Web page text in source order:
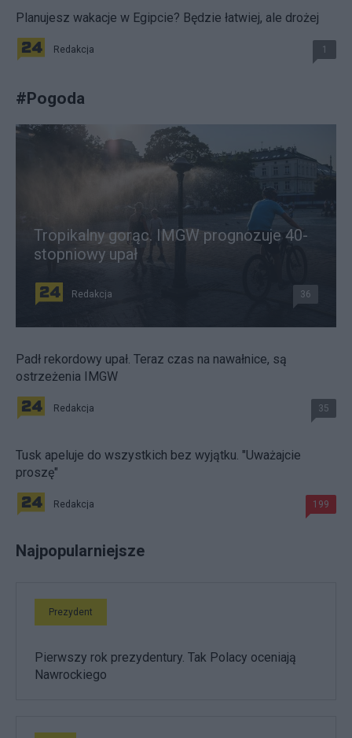
Planujesz wakacje w Egipcie? Będzie łatwiej, ale drożej
Redakcja 1
#Pogoda
Tropikalny gorąc. IMGW prognozuje 40-
stopniowy upał
Redakcja 36
Padł rekordowy upał. Teraz czas na nawałnice, są
ostrzeżenia IMGW
Redakcja 35
Tusk apeluje do wszystkich bez wyjątku. "Uważajcie
proszę"
Redakcja 199
Najpopularniejsze
Prezydent
Pierwszy rok prezydentury. Tak Polacy oceniają
Nawrockiego